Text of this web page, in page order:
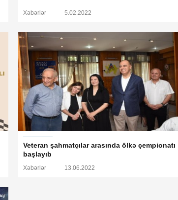
Xəbərlər 5.02.2022
Veteran şahmatçılar arasında ölkə çempionatı
başlayıb
Xəbərlər 13.06.2022